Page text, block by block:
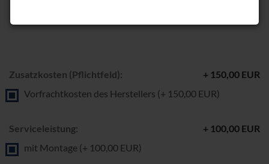
Zusatzkosten (Pflichtfeld):
+ 150,00 EUR
Vorfrachtkosten des Herstellers (+ 150,00 EUR)
Serviceleistung:
+ 100,00 EUR
mit Montage (+ 100,00 EUR)